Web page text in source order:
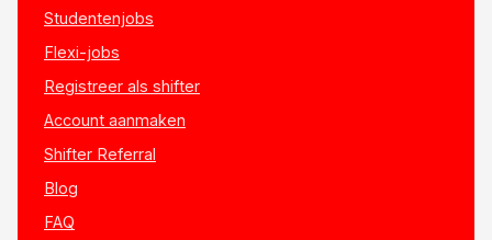
Studentenjobs
Flexi-jobs
Registreer als shifter
Account aanmaken
Shifter Referral
Blog
FAQ